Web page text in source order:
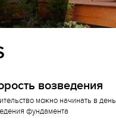
возведения
можно начинать в день
фундамента